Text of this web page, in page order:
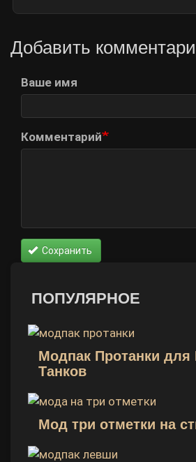
Добавить
Ваше имя
Комментарий
Сохранить
ПОПУЛЯРНОЕ
Модпак Протанки
Танков
Мод три отметки на